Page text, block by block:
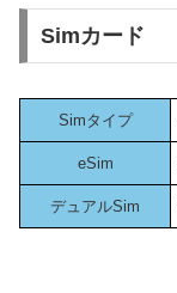
Simカード
Simタイプ
eSim
デュアルSim